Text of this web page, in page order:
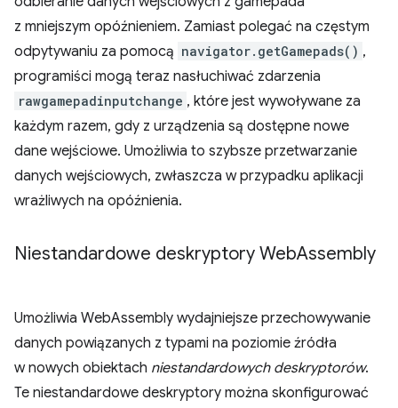
z mniejszym opóźnieniem. Zamiast polegać na częstym
odpytywaniu za pomocą navigator.getGamepads() ,
programiści mogą teraz nasłuchiwać zdarzenia
rawgamepadinputchange , które jest wywoływane za
każdym razem, gdy z urządzenia są dostępne nowe
dane wejściowe. Umożliwia to szybsze przetwarzanie
danych wejściowych, zwłaszcza w przypadku aplikacji
wrażliwych na opóźnienia.
Niestandardowe deskryptory WebAssembly
Umożliwia WebAssembly wydajniejsze przechowywanie
danych powiązanych z typami na poziomie źródła
w nowych obiektach niestandardowych deskryptorów.
Te niestandardowe deskryptory można skonfigurować